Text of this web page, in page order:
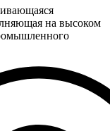
на высоком